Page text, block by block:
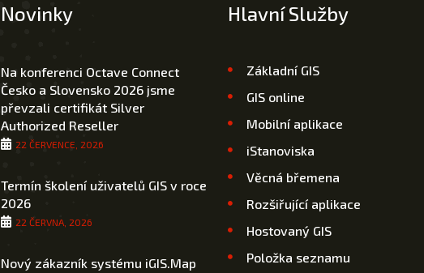
Novinky
Na konferenci Octave Connect
Česko a Slovensko 2026 jsme
převzali certifikát Silver
Authorized Reseller
22 ČERVENCE, 2026
Termín školení uživatelů GIS v roce
2026
22 ČERVNA, 2026
Nový zákazník systému iGIS.Map
Hlavní Služby
Základní GIS
GIS online
Mobilní aplikace
iStanoviska
Věcná břemena
Rozšiřující aplikace
Hostovaný GIS
Položka seznamu